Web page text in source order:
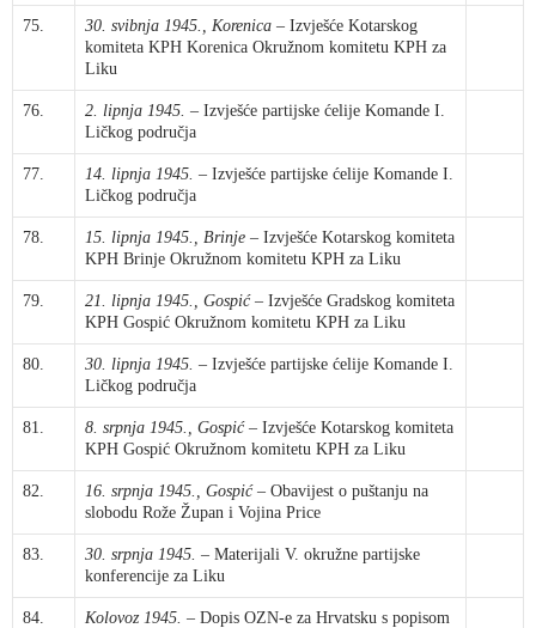
75. 30. svibnja 1945., Korenica – Izvješće Kotarskog
komiteta KPH Korenica Okružnom komitetu KPH za
Liku
76. 2. lipnja 1945. – Izvješće partijske ćelije Komande I.
Ličkog područja
77. 14. lipnja 1945. – Izvješće partijske ćelije Komande I.
Ličkog područja
78. 15. lipnja 1945., Brinje – Izvješće Kotarskog komiteta
KPH Brinje Okružnom komitetu KPH za Liku
79. 21. lipnja 1945., Gospić – Izvješće Gradskog komiteta
KPH Gospić Okružnom komitetu KPH za Liku
80. 30. lipnja 1945. – Izvješće partijske ćelije Komande I.
Ličkog područja
81. 8. srpnja 1945., Gospić – Izvješće Kotarskog komiteta
KPH Gospić Okružnom komitetu KPH za Liku
82. 16. srpnja 1945., Gospić – Obavijest o puštanju na
slobodu Rože Župan i Vojina Price
83. 30. srpnja 1945. – Materijali V. okružne partijske
konferencije za Liku
84. Kolovoz 1945. – Dopis OZN-e za Hrvatsku s popisom